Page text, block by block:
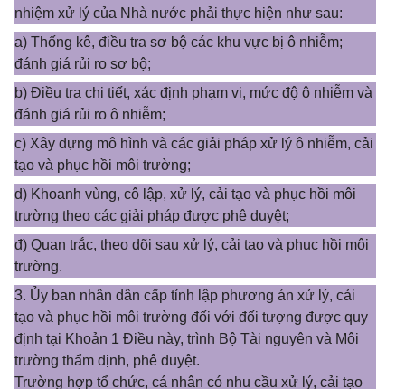
nhiệm xử lý của Nhà nước phải thực hiện như sau:
a) Thống kê, điều tra sơ bộ các khu vực bị ô nhiễm;
đánh giá rủi ro sơ bộ;
b) Điều tra chi tiết, xác định phạm vi, mức độ ô nhiễm và
đánh giá rủi ro ô nhiễm;
c) Xây dựng mô hình và các giải pháp xử lý ô nhiễm, cải
tạo và phục hồi môi trường;
d) Khoanh vùng, cô lập, xử lý, cải tạo và phục hồi môi
trường theo các giải pháp được phê duyệt;
đ) Quan trắc, theo dõi sau xử lý, cải tạo và phục hồi môi
trường.
3. Ủy ban nhân dân cấp tỉnh lập phương án xử lý, cải
tạo và phục hồi môi trường đối với đối tượng được quy
định tại Khoản 1 Điều này, trình Bộ Tài nguyên và Môi
trường thẩm định, phê duyệt.
Trường hợp tổ chức, cá nhân có nhu cầu xử lý, cải tạo